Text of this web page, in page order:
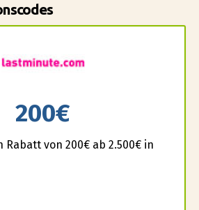
200€
Rabatt von 200€ ab 2.500€ in